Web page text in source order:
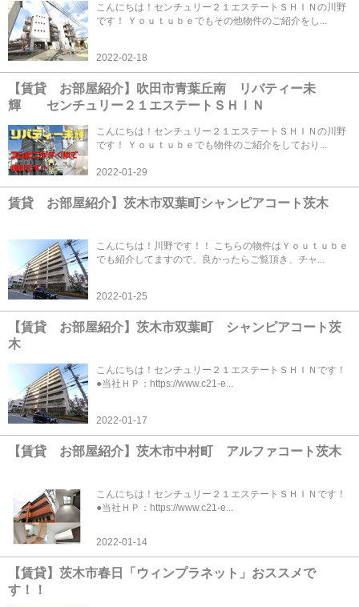
こんにちは！センチュリー２１エステートＳＨＩＮの川野
です！ Ｙｏｕｔｕｂｅでもその他物件のご紹介をし...
2022-02-18
【賃貸 お部屋紹介】吹田市青葉丘南 リバティー未
輝 センチュリー２１エステートＳＨＩＮ
こんにちは！センチュリー２１エステートＳＨＩＮの川野
です！ Ｙｏｕｔｕｂｅでも物件のご紹介をしており...
2022-01-29
賃貸 お部屋紹介】茨木市双葉町シャンピアコート茨木
こんにちは！川野です！！ こちらの物件はＹｏｕｔｕｂｅ
でも紹介してますので、良かったらご覧頂き、チャ...
2022-01-25
【賃貸 お部屋紹介】茨木市双葉町 シャンピアコート茨
木
こんにちは！センチュリー２１エステートＳＨＩＮです！
●当社ＨＰ：https://www.c21-e...
2022-01-17
【賃貸 お部屋紹介】茨木市中村町 アルファコート茨木
こんにちは！センチュリー２１エステートＳＨＩＮです！
●当社ＨＰ：https://www.c21-e...
2022-01-14
【賃貸】茨木市春日「ウィンプラネット」おススメで
す！！